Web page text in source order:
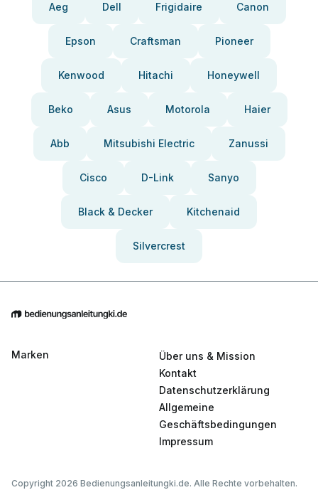
Aeg Dell Frigidaire Canon
Epson Craftsman Pioneer
Kenwood Hitachi Honeywell
Beko Asus Motorola Haier
Abb Mitsubishi Electric Zanussi
Cisco D-Link Sanyo
Black & Decker Kitchenaid
Silvercrest
Marken
Über uns & Mission
Kontakt
Datenschutzerklärung
Allgemeine
Geschäftsbedingungen
Impressum
Copyright 2026 Bedienungsanleitungki.de. Alle Rechte vorbehalten.